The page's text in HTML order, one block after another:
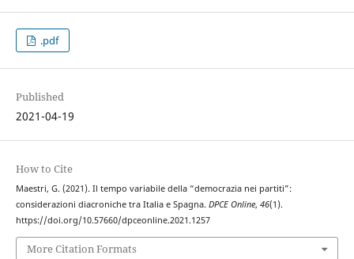
.pdf
Published
2021-04-19
How to Cite
Maestri, G. (2021). Il tempo variabile della “democrazia nei partiti”:
considerazioni diacroniche tra Italia e Spagna. DPCE Online, 46(1).
https://doi.org/10.57660/dpceonline.2021.1257
More Citation Formats